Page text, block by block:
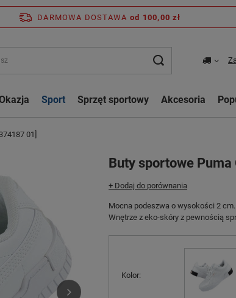
DARMOWA DOSTAWA od 100,00 zł
Sport Sprzęt sportowy Akcesoria
01]
Buty sportowe
+ Dodaj do porównania
Mocna podeszwa o wysokości 2 cm.
Wnętrze z eko-skóry z pewnością
Kolor